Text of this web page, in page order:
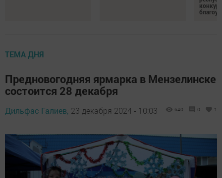
ТЕМА ДНЯ
Предновогодняя ярмарка в Мензелинске
состоится 28 декабря
Дильфас Галиев, 23 декабря 2024 - 10:03 640 0 1